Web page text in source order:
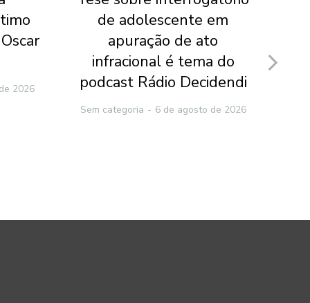
2026
de adolescente em
apuração de ato
infracional é tema do
podcast Rádio Decidendi
Sem categoria 6 de agosto de 2026